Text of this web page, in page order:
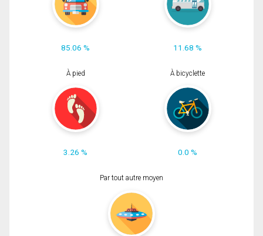
85.06 % 11.68 %
À pied
3.26 %
À bicyclette
0.0 %
Par tout autre moyen